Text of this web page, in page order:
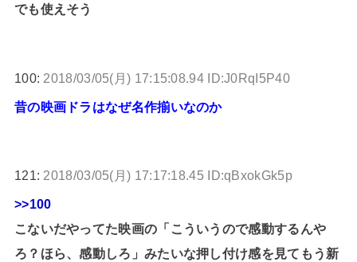
でも使えそう
100: 2018/03/05(月) 17:15:08.94 ID:J0RqI5P40
昔の映画ドラはなぜ名作揃いなのか
121: 2018/03/05(月) 17:17:18.45 ID:qBxokGk5p
>>100
こないだやってた映画の「こういうので感動するんや
ろ？ほら、感動しろ」みたいな押し付け感を見てもう新